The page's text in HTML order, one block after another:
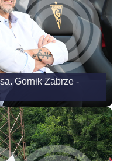
Gornik Zabrze -